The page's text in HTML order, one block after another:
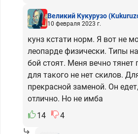
Великий Кукурузо
10 февраля 2023 г.
кунз кстати норм. Я вот не
леопарде физически. Типы
бой стоят. Меня вечно тянет
для такого не нет скилов.
прекрасной заменой. Он
отлично. Но не имба
14
4